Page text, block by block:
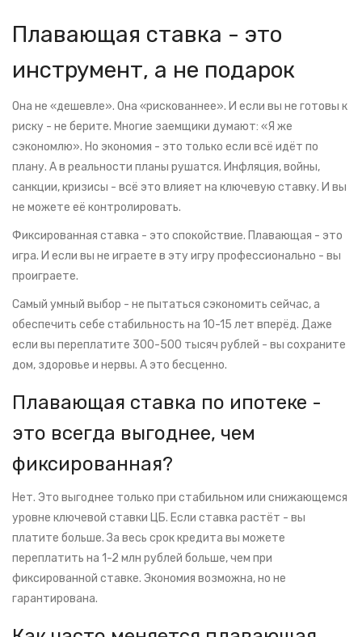
Плавающая ставка - это
инструмент, а не подарок
Она не «дешевле». Она «рискованнее». И если вы не готовы к
риску - не берите. Многие заемщики думают: «Я же
сэкономлю». Но экономия - это только если всё идёт по
плану. А в реальности планы рушатся. Инфляция, войны,
санкции, кризисы - всё это влияет на ключевую ставку. И вы
не можете её контролировать.
Фиксированная ставка - это спокойствие. Плавающая - это
игра. И если вы не играете в эту игру профессионально - вы
проиграете.
Самый умный выбор - не пытаться сэкономить сейчас, а
обеспечить себе стабильность на 10-15 лет вперёд. Даже
если вы переплатите 300-500 тысяч рублей - вы сохраните
дом, здоровье и нервы. А это бесценно.
Плавающая ставка по ипотеке -
это всегда выгоднее, чем
фиксированная?
Нет. Это выгоднее только при стабильном или снижающемся
уровне ключевой ставки ЦБ. Если ставка растёт - вы
платите больше. За весь срок кредита вы можете
переплатить на 1-2 млн рублей больше, чем при
фиксированной ставке. Экономия возможна, но не
гарантирована.